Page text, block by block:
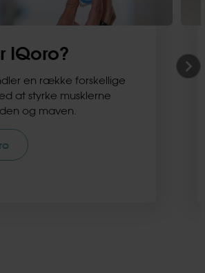
IQoro?
en række forskellige
at styrke musklerne
og maven.